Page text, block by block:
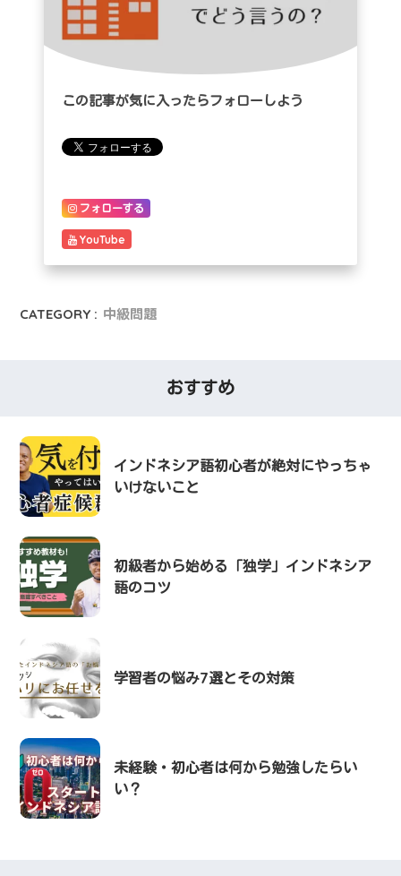
この記事が気に入ったらフォローしよう
フォローする
YouTube
CATEGORY : 中級問題
おすすめ
インドネシア語初心者が絶対にやっちゃ
いけないこと
初級者から始める「独学」インドネシア
語のコツ
学習者の悩み7選とその対策
未経験・初心者は何から勉強したらい
い？